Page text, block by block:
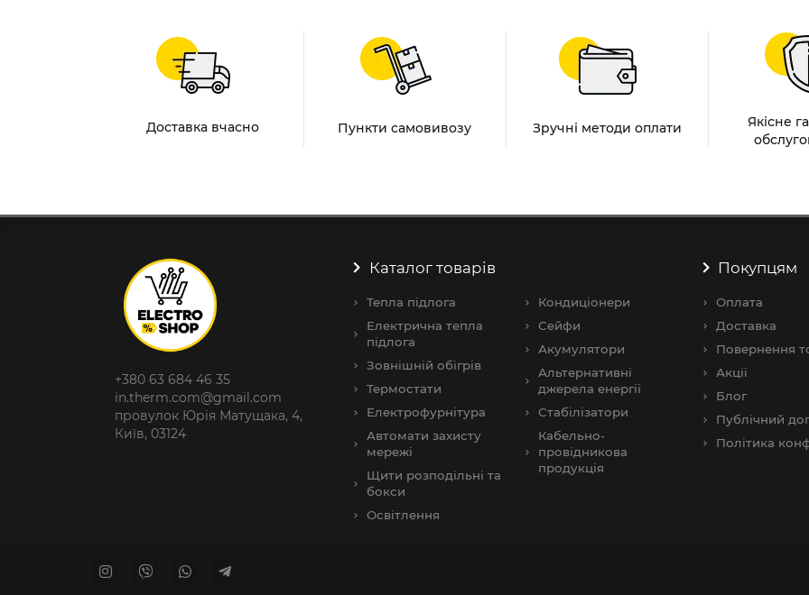
Доставка вчасно Пункти самовивозу Зручні методи оплати
Якісне
+380 63 684 46 35
in.therm.com@gmail.com
провулок Юрія Матущака, 4,
Київ, 03124
Каталог товарів
Тепла підлога
Електрична тепла
підлога
Зовнішнiй обігрів
Термостати
Електрофурнітура
Автомати захисту
мережі
Щити розподільні та
бокси
Освітлення
Кондиціонери
Сейфи
Акумулятори
Альтернативні
джерела енергії
Стабілізатори
Кабельно-
провідникова
продукція
Покупцям
Оплата
Доставка
Повернення
Акції
Блог
Публічний
Політика